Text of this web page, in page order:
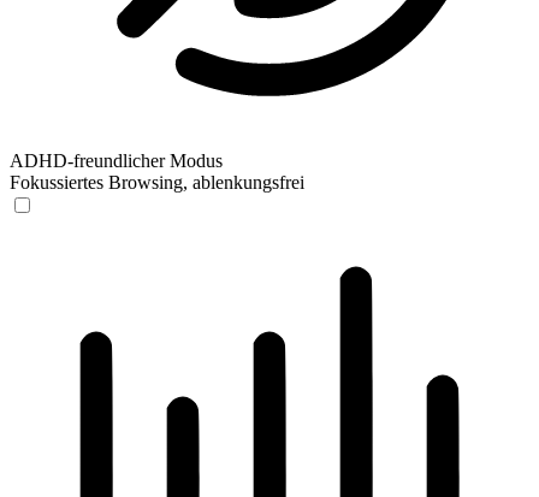
ADHD-freundlicher Modus
Fokussiertes Browsing, ablenkungsfrei